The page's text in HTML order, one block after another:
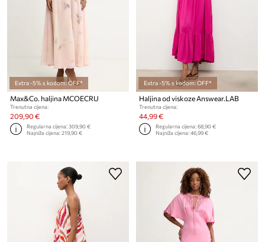
Extra -5% s kodom: OFF*
Max&Co. haljina MCOECRU
Trenutna cijena:
209,90 €
Regularna cijena:309,90 €
Najniža cijena:219,90 €
Extra -5% s kodom: OFF*
Haljina od viskoze Answear.LAB
Trenutna cijena:
44,99 €
Regularna cijena:68,90 €
Najniža cijena:46,99 €